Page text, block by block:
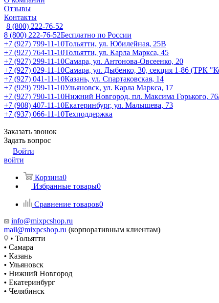
Отзывы
Контакты
8 (800) 222-76-52
8 (800) 222-76-52Бесплатно по России
+7 (927) 799-11-10Тольятти, ул. Юбилейная, 25В
+7 (927) 764-11-10Тольятти, ул. Карла Маркса, 45
+7 (927) 299-11-10Самара, ул. Антонова-Овсеенко, 20
+7 (927) 029-11-10Самара, ул. Дыбенко, 30, секция 1-86 (ТРК
+7 (927) 041-11-10Казань, ул. Спартаковская, 14
+7 (929) 799-11-10Ульяновск, ул. Карла Маркса, 17
+7 (927) 790-11-10Нижний Новгород, пл. Максима Горького,
+7 (908) 407-11-10Екатеринбург, ул. Малышева, 73
+7 (937) 066-11-10Техподдержка
Заказать звонок
Задать вопрос
Войти
войти
Корзина0
Избранные товары0
Сравнение товаров0
info@mixpcshop.ru
mail@mixpcshop.ru (корпоративным клиентам)
• Тольятти
• Самара
• Казань
• Ульяновск
• Нижний Новгород
• Екатеринбург
• Челябинск